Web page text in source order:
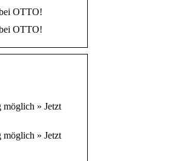
OTTO!
OTTO!
» Jetzt
» Jetzt